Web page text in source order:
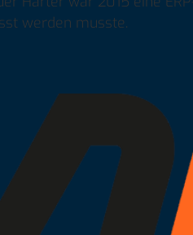
werden musste.